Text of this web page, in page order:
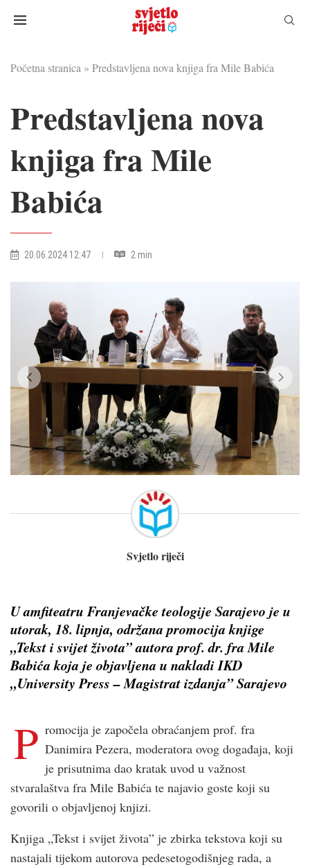
Početna stranica » Predstavljena nova knjiga fra Mile Babića
Predstavljena nova
knjiga fra Mile
Babića
20.06.2024 12:47 2 min
Svjetlo riječi
U amfiteatru Franjevačke teologije Sarajevo je u
utorak, 18. lipnja, održana promocija knjige
„Tekst i svijet života” autora prof. dr. fra Mile
Babića koja je objavljena u nakladi IKD
„University Press – Magistrat izdanja” Sarajevo
P romocija je započela obraćanjem prof. fra
Danimira Pezera, moderatora ovog događaja, koji
je prisutnima dao kratak uvod u važnost
stvaralaštva fra Mile Babića te najavio goste koji su
govorili o objavljenoj knjizi.
Knjiga „Tekst i svijet života” je zbirka tekstova koji su
nastajali tijekom autorova pedesetogodišnjeg rada, a